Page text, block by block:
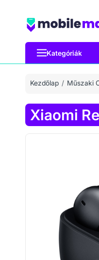
Kategóriák
Kezdőlap Műszaki
Xiaomi